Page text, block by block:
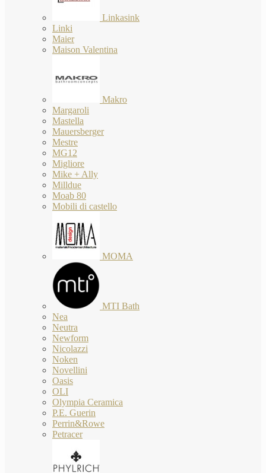
Linkasink
Linki
Maier
Maison Valentina
Makro
Margaroli
Mastella
Mauersberger
Mestre
MG12
Migliore
Mike + Ally
Milldue
Moab 80
Mobili di castello
MOMA
MTI Bath
Nea
Neutra
Newform
Nicolazzi
Noken
Novellini
Oasis
OLI
Olympia Ceramica
P.E. Guerin
Perrin&Rowe
Petracer